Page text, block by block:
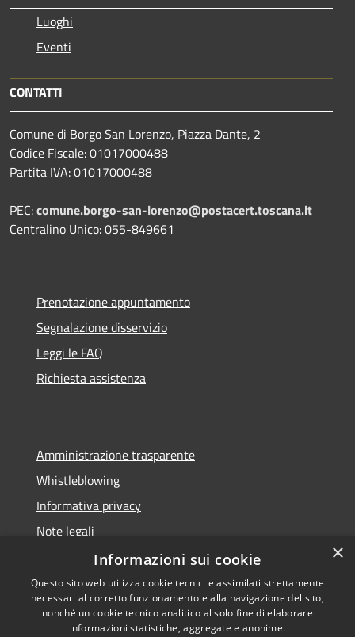
Luoghi
Eventi
CONTATTI
Comune di Borgo San Lorenzo, Piazza Dante, 2
Codice Fiscale: 01017000488
Partita IVA: 01017000488
PEC:comune.borgo-san-lorenzo@postacert.toscana.it
Centralino Unico: 055-849661
Prenotazione appuntamento
Segnalazione disservizio
Leggi le FAQ
Richiesta assistenza
Amministrazione trasparente
Whistleblowing
Informativa privacy
Note legali
Dichiarazione di accessibilità
×
Informazioni sui cookie
Questo sito web utilizza cookie tecnici e assimilati strettamente
necessari al corretto funzionamento e alla navigazione del sito,
nonché un cookie tecnico analitico al solo fine di elaborare
informazioni statistiche, aggregate e anonime.